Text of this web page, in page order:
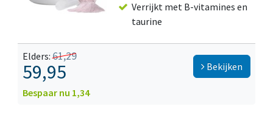
Verrijkt met B-vitamines en
taurine
Elders:61,29
59,95
Bespaar nu 1,34
Bekijken